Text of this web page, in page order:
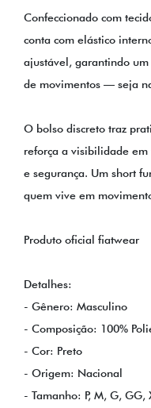
Confeccionado com
conta com elástico
ajustável, garantindo
de movimentos — seja
O bolso discreto traz
reforça a visibilidade
e segurança. Um short
quem vive em
Produto oficial fiatwear
Detalhes:
- Gênero: Masculino
- Composição: 100%
- Cor: Preto
- Origem: Nacional
- Tamanho: P, M, G, GG,